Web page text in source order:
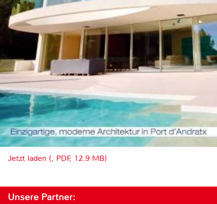
Jetzt laden (, PDF, 12.9 MB)
Unsere Partner: